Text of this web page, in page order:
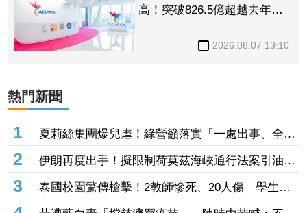
高！突破826.5億超越去年全
2026.08.07 13:10
熱門新聞
1
夏莉絲集團爆兒虐！綠營籲落實「一處出事、全面
清查」 轟蔣萬安消極處理應公開道歉
2
伊朗再度出手！擬限制荷莫茲海峽通行法案引油價
飆漲 台塑4寶逆勢勁揚
3
泰國校園驚傳槍擊！2教師慘死、20人傷 學生槍
手教室內身亡